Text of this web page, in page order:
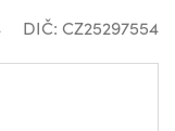
DIČ: CZ25297554